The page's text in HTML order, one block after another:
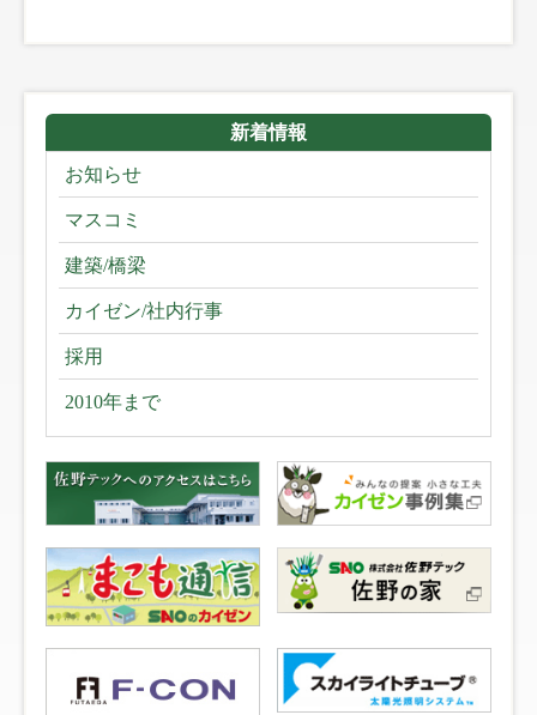
新着情報
お知らせ
マスコミ
建築/橋梁
カイゼン/社内行事
採用
2010年まで